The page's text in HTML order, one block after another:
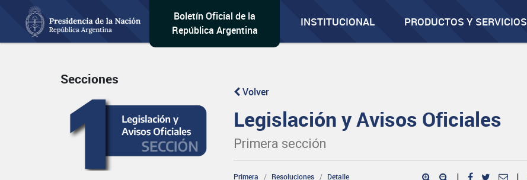
Boletín Oficial de la
República Argentina
INSTITUCIONAL PRODUCTOS Y SERVICIOS
Secciones
Volver
Legislación y Avisos Oficiales
Primera sección
Primera Resoluciones Detalle | |